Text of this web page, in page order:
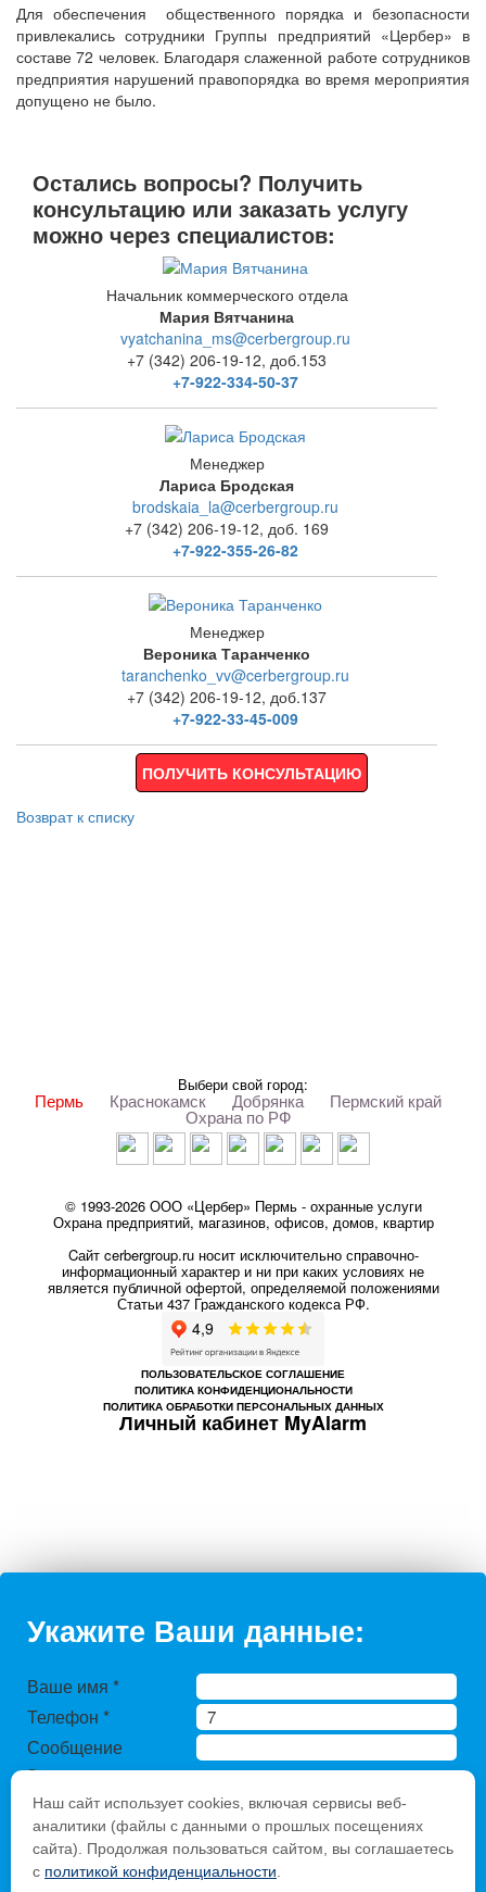
Для обеспечения общественного порядка и безопасности
привлекались сотрудники Группы предприятий «Цербер» в
составе 72 человек. Благодаря слаженной работе сотрудников
предприятия нарушений правопорядка во время мероприятия
допущено не было.
Остались вопросы? Получить
консультацию или заказать услугу
можно через специалистов:
Начальник коммерческого отдела
Мария Вятчанина
vyatchanina_ms@cerbergroup.ru
+7 (342) 206-19-12, доб.153
+7-922-334-50-37
Менеджер
Лариса Бродская
brodskaia_la@cerbergroup.ru
+7 (342) 206-19-12, доб. 169
+7-922-355-26-82
Менеджер
Вероника Таранченко
taranchenko_vv@cerbergroup.ru
+7 (342) 206-19-12, доб.137
+7-922-33-45-009
ПОЛУЧИТЬ КОНСУЛЬТАЦИЮ
Возврат к списку
Выбери свой город:
Пермь Краснокамск Добрянка Пермский край
Охрана по РФ
© 1993-2026 ООО «Цербер» Пермь - охранные услуги
Охрана предприятий, магазинов, офисов, домов, квартир
Cайт cerbergroup.ru носит исключительно справочно-
информационный характер и ни при каких условиях не
является публичной офертой, определяемой положениями
Статьи 437 Гражданского кодекса РФ.
ПОЛЬЗОВАТЕЛЬСКОЕ СОГЛАШЕНИЕ
ПОЛИТИКА КОНФИДЕНЦИОНАЛЬНОСТИ
ПОЛИТИКА ОБРАБОТКИ ПЕРСОНАЛЬНЫХ ДАННЫХ
Личный кабинет MyAlarm
Укажите Ваши данные:
Ваше имя *
Телефон *
Сообщение
Защита от
автоматического
заполнения
Введите слово с
картинки*:
Наш сайт использует cookies, включая сервисы веб-
аналитики (файлы с данными о прошлых посещениях
сайта). Продолжая пользоваться сайтом, вы соглашаетесь
с политикой конфиденциальности